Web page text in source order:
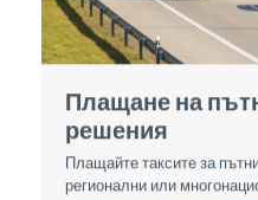
Плащане на
решения
регионални или
решения за словенските